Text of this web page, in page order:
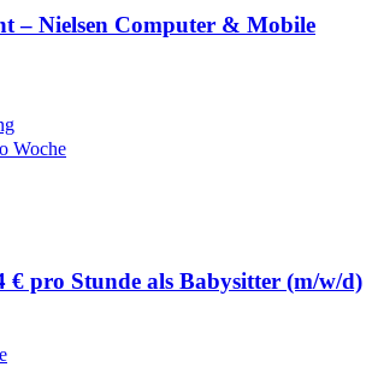
– Nielsen Computer & Mobile
Woche
€ pro Stunde als Babysitter (m/w/d)